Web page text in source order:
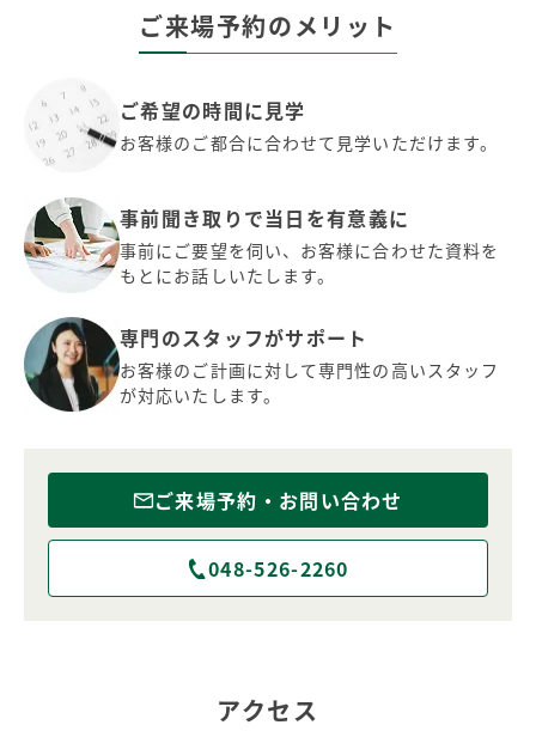
ご来場予約のメリット
ご希望の時間に見学
お客様のご都合に合わせて見学いただけます。
事前聞き取りで当日を有意義に
事前にご要望を伺い、お客様に合わせた資料を
もとにお話しいたします。
専門のスタッフがサポート
お客様のご計画に対して専門性の高いスタッフ
が対応いたします。
ご来場予約・お問い合わせ
048-526-2260
アクセス